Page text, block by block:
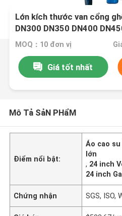
Lớn kích thước van cổng
DN300 DN350 DN400
DN800 DN1000
MOQ：10 đơn vị
Giá tốt nhất
Mô Tả SảN PHẩM
Điểm nổi bật:
Áo cao
lớn
, 24 inch
24 inch
Chứng nhận SGS, ISO,